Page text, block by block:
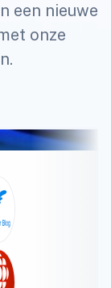
een nieuwe
onze